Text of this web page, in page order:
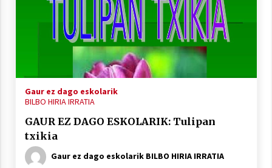
Gaur ez dago eskolarik
BILBO HIRIA IRRATIA
GAUR EZ DAGO ESKOLARIK: Tulipan
txikia
Gaur ez dago eskolarik BILBO HIRIA IRRATIA